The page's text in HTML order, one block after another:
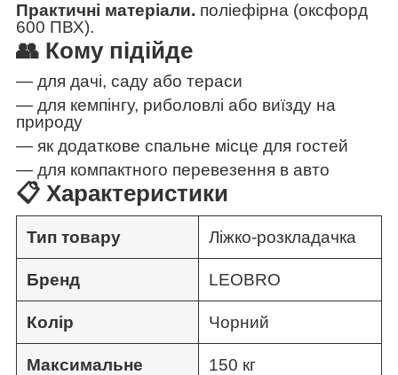
Практичні матеріали. поліефірна (оксфорд
600 ПВХ).
👥 Кому підійде
— для дачі, саду або тераси
— для кемпінгу, риболовлі або виїзду на
природу
— як додаткове спальне місце для гостей
— для компактного перевезення в авто
📋 Характеристики
Тип товару Ліжко-розкладачка
Бренд LEOBRO
Колір Чорний
Максимальне
150 кг